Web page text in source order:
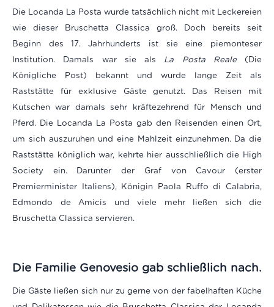
Die Locanda La Posta wurde tatsächlich nicht mit Leckereien
wie dieser Bruschetta Classica groß. Doch bereits seit
Beginn des 17. Jahrhunderts ist sie eine piemonteser
Institution. Damals war sie als La Posta Reale(Die
Königliche Post) bekannt und wurde lange Zeit als
Raststätte für exklusive Gäste genutzt. Das Reisen mit
Kutschen war damals sehr kräftezehrend für Mensch und
Pferd. Die Locanda La Posta gab den Reisenden einen Ort,
um sich auszuruhen und eine Mahlzeit einzunehmen. Da die
Raststätte königlich war, kehrte hier ausschließlich die High
Society ein. Darunter der Graf von Cavour (erster
Premierminister Italiens), Königin Paola Ruffo di Calabria,
Edmondo de Amicis und viele mehr ließen sich die
Bruschetta Classica servieren.
Die Familie Genovesio gab schließlich nach.
Die Gäste ließen sich nur zu gerne von der fabelhaften Küche